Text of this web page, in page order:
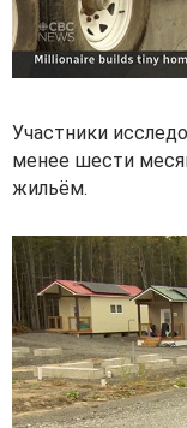
Участники
менее шести
жильём.